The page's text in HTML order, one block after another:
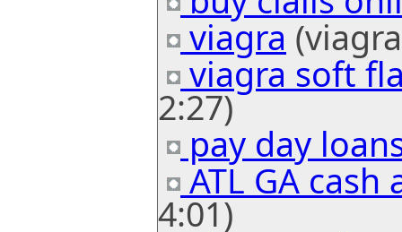
viagra
viagra soft
2:27)
pay day
ATL GA cash
4:01)